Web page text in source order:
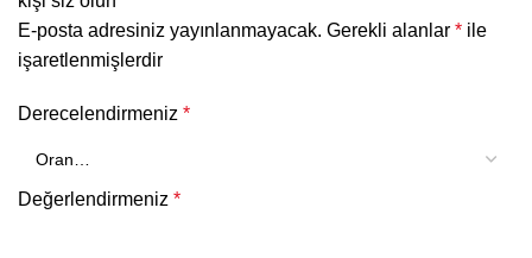
E-posta adresiniz yayınlanmayacak. Gerekli alanlar * ile
işaretlenmişlerdir
Derecelendirmeniz *
Değerlendirmeniz *